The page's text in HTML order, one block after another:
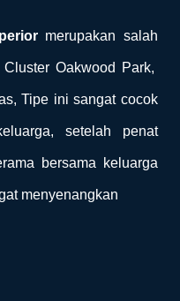
merupakan salah
Oakwood Park,
Tipe ini sangat cocok
setelah penat
bersama keluarga
menyenangkan